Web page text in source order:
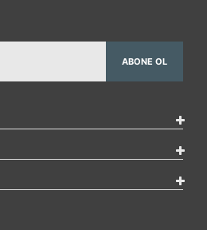
ABONE OL